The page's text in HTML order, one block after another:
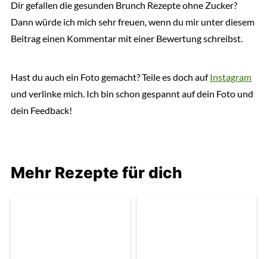
Dir gefallen die gesunden Brunch Rezepte ohne Zucker?
Dann würde ich mich sehr freuen, wenn du mir unter diesem
Beitrag einen Kommentar mit einer Bewertung schreibst.
Hast du auch ein Foto gemacht? Teile es doch aufInstagram
und verlinke mich. Ich bin schon gespannt auf dein Foto und
dein Feedback!
Mehr Rezepte für dich